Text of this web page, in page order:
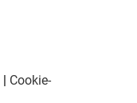
| Cookie-